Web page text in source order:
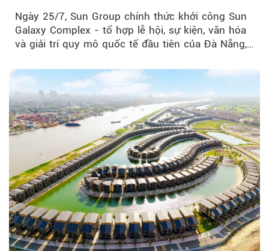
Ngày 25/7, Sun Group chính thức khởi công Sun
Galaxy Complex - tổ hợp lễ hội, sự kiện, văn hóa
và giải trí quy mô quốc tế đầu tiên của Đà Nẵng,…